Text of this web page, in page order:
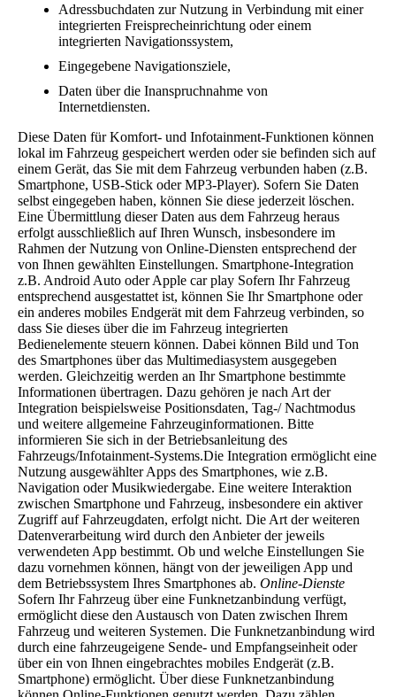
Adressbuchdaten zur Nutzung in Verbindung mit einer
integrierten Freisprecheinrichtung oder einem
integrierten Navigationssystem,
Eingegebene Navigationsziele,
Daten über die Inanspruchnahme von
Internetdiensten.
Diese Daten für Komfort- und Infotainment-Funktionen können
lokal im Fahrzeug gespeichert werden oder sie befinden sich auf
einem Gerät, das Sie mit dem Fahrzeug verbunden haben (z.B.
Smartphone, USB-Stick oder MP3-Player). Sofern Sie Daten
selbst eingegeben haben, können Sie diese jederzeit löschen.
Eine Übermittlung dieser Daten aus dem Fahrzeug heraus
erfolgt ausschließlich auf Ihren Wunsch, insbesondere im
Rahmen der Nutzung von Online-Diensten entsprechend der
von Ihnen gewählten Einstellungen. Smartphone-Integration
z.B. Android Auto oder Apple car play Sofern Ihr Fahrzeug
entsprechend ausgestattet ist, können Sie Ihr Smartphone oder
ein anderes mobiles Endgerät mit dem Fahrzeug verbinden, so
dass Sie dieses über die im Fahrzeug integrierten
Bedienelemente steuern können. Dabei können Bild und Ton
des Smartphones über das Multimediasystem ausgegeben
werden. Gleichzeitig werden an Ihr Smartphone bestimmte
Informationen übertragen. Dazu gehören je nach Art der
Integration beispielsweise Positionsdaten, Tag-/ Nachtmodus
und weitere allgemeine Fahrzeuginformationen. Bitte
informieren Sie sich in der Betriebsanleitung des
Fahrzeugs/Infotainment-Systems.Die Integration ermöglicht eine
Nutzung ausgewählter Apps des Smartphones, wie z.B.
Navigation oder Musikwiedergabe. Eine weitere Interaktion
zwischen Smartphone und Fahrzeug, insbesondere ein aktiver
Zugriff auf Fahrzeugdaten, erfolgt nicht. Die Art der weiteren
Datenverarbeitung wird durch den Anbieter der jeweils
verwendeten App bestimmt. Ob und welche Einstellungen Sie
dazu vornehmen können, hängt von der jeweiligen App und
dem Betriebssystem Ihres Smartphones ab. Online-Dienste
Sofern Ihr Fahrzeug über eine Funknetzanbindung verfügt,
ermöglicht diese den Austausch von Daten zwischen Ihrem
Fahrzeug und weiteren Systemen. Die Funknetzanbindung wird
durch eine fahrzeugeigene Sende- und Empfangseinheit oder
über ein von Ihnen eingebrachtes mobiles Endgerät (z.B.
Smartphone) ermöglicht. Über diese Funknetzanbindung